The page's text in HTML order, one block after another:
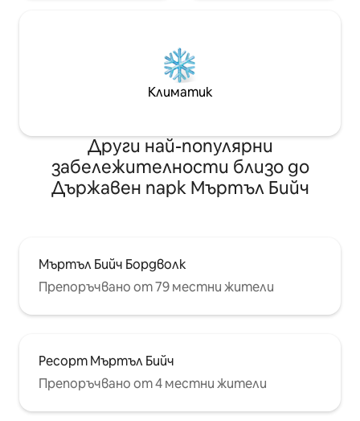
Климатик
Други най-популярни
забележителности близо до
Държавен парк Мъртъл Бийч
Мъртъл Бийч Бордволк
Препоръчвано от 79 местни жители
Ресорт Мъртъл Бийч
Препоръчвано от 4 местни жители